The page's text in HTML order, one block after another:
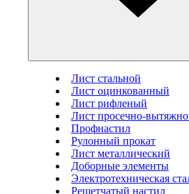
Лист стальной
Лист оцинкованный
Лист рифленый
Лист просечно-
Профнастил
Рулонный прокат
Лист металлический
Доборные элементы
Электротехническая
Решетчатый настил